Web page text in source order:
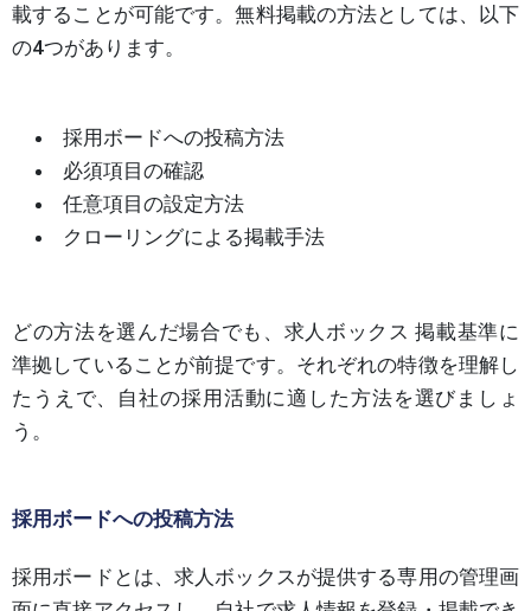
載することが可能です。無料掲載の方法としては、以下
の4つがあります。
採用ボードへの投稿方法
必須項目の確認
任意項目の設定方法
クローリングによる掲載手法
どの方法を選んだ場合でも、求人ボックス 掲載基準に
準拠していることが前提です。それぞれの特徴を理解し
たうえで、自社の採用活動に適した方法を選びましょ
う。
採用ボードへの投稿方法
採用ボードとは、求人ボックスが提供する専用の管理画